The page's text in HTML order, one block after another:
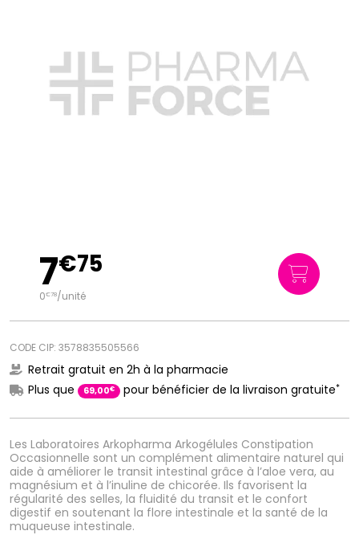
Les Laboratoires Arkopharma Arkogélules Constipation
Occasionnelle sont un complément alimentaire naturel qui
aide à améliorer le transit intestinal grâce à l’aloe vera, au
magnésium et à l’inuline de chicorée. Ils favorisent la
régularité des selles, la fluidité du transit et le confort
digestif en soutenant la flore intestinale et la santé de la
muqueuse intestinale.
7€75
0€78/unité
CODE CIP: 3578835505566
Retrait gratuit en 2h à la pharmacie
Plus que
69,00€ pour bénéficier de la livraison gratuite*